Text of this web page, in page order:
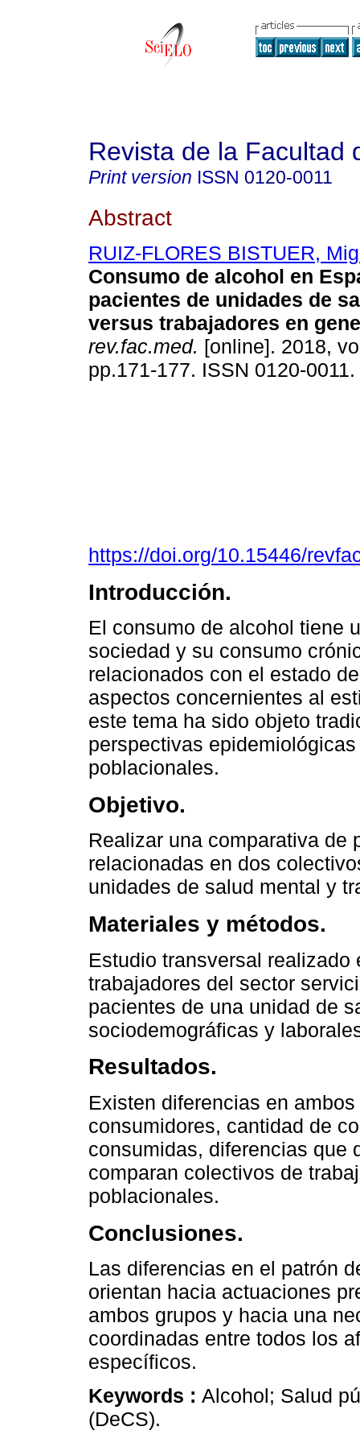
Revista de la Facultad
Print version ISSN 0120-0011
Abstract
RUIZ-FLORES BISTUER,
Consumo de alcohol en
pacientes de unidades de
versus trabajadores en
rev.fac.med. [online]. 2018,
pp.171-177. ISSN 0120-0011.
https://doi.org/10.15446/
Introducción.
El consumo de alcohol tiene
sociedad y su consumo
relacionados con el estado
aspectos concernientes al
este tema ha sido objeto
perspectivas
poblacionales.
Objetivo.
Realizar una comparativa de
relacionadas en dos
unidades de salud mental y
Materiales y métodos.
Estudio transversal
trabajadores del sector
pacientes de una unidad de
sociodemográficas y
Resultados.
Existen diferencias en
consumidores, cantidad de
consumidas, diferencias que
comparan colectivos de
poblacionales.
Conclusiones.
Las diferencias en el patrón
orientan hacia actuaciones
ambos grupos y hacia una
coordinadas entre todos los
específicos.
Keywords : Alcohol; Salud
(DeCS).